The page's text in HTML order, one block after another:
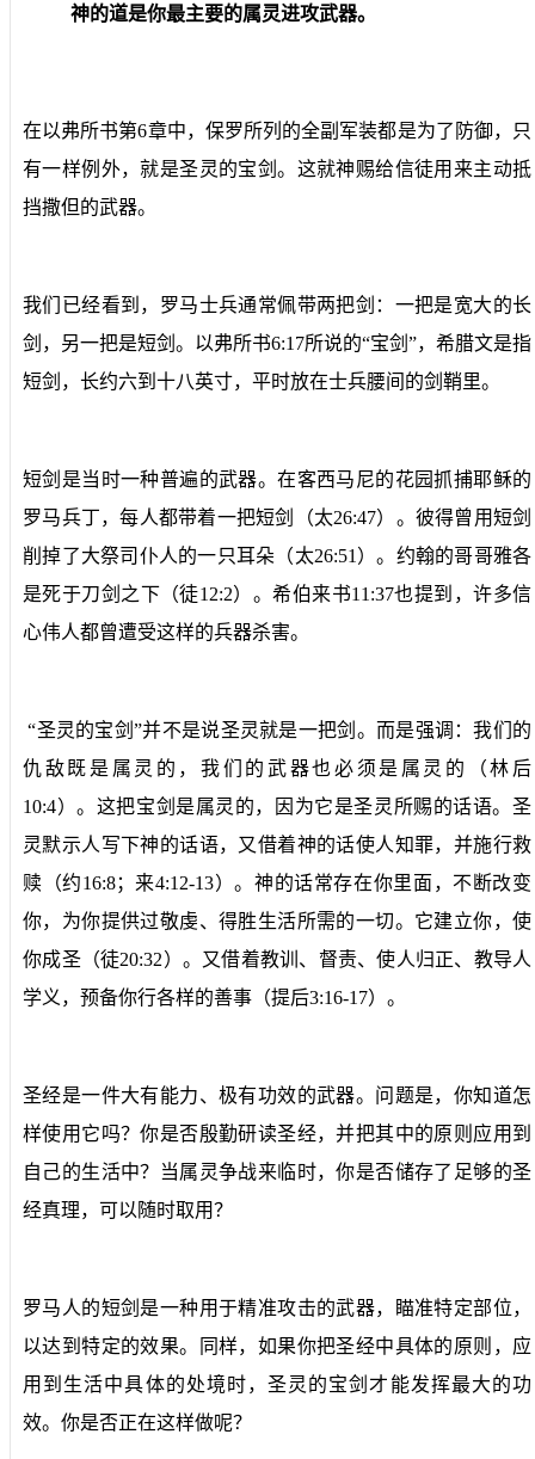
神的道是你最主要的属灵进攻武器。
在以弗所书第6章中，保罗所列的全副军装都是为了防御，只
有一样例外，就是圣灵的宝剑。这就神赐给信徒用来主动抵
挡撒但的武器。
我们已经看到，罗马士兵通常佩带两把剑：一把是宽大的长
剑，另一把是短剑。以弗所书6:17所说的“宝剑”，希腊文是指
短剑，长约六到十八英寸，平时放在士兵腰间的剑鞘里。
短剑是当时一种普遍的武器。在客西马尼的花园抓捕耶稣的
罗马兵丁，每人都带着一把短剑（太26:47）。彼得曾用短剑
削掉了大祭司仆人的一只耳朵（太26:51）。约翰的哥哥雅各
是死于刀剑之下（徒12:2）。希伯来书11:37也提到，许多信
心伟人都曾遭受这样的兵器杀害。
“圣灵的宝剑”并不是说圣灵就是一把剑。而是强调：我们的
仇敌既是属灵的，我们的武器也必须是属灵的（林后
10:4）。这把宝剑是属灵的，因为它是圣灵所赐的话语。圣
灵默示人写下神的话语，又借着神的话使人知罪，并施行救
赎（约16:8；来4:12-13）。神的话常存在你里面，不断改变
你，为你提供过敬虔、得胜生活所需的一切。它建立你，使
你成圣（徒20:32）。又借着教训、督责、使人归正、教导人
学义，预备你行各样的善事（提后3:16-17）。
圣经是一件大有能力、极有功效的武器。问题是，你知道怎
样使用它吗？你是否殷勤研读圣经，并把其中的原则应用到
自己的生活中？当属灵争战来临时，你是否储存了足够的圣
经真理，可以随时取用？
罗马人的短剑是一种用于精准攻击的武器，瞄准特定部位，
以达到特定的效果。同样，如果你把圣经中具体的原则，应
用到生活中具体的处境时，圣灵的宝剑才能发挥最大的功
效。你是否正在这样做呢？